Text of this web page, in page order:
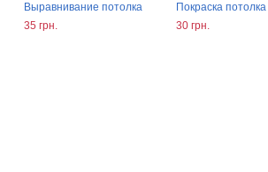
Выравнивание потолка
35 грн.
Покраска потолка
30 грн.